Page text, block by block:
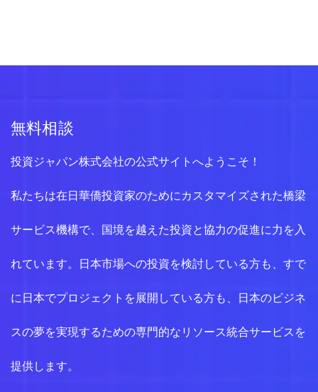
無料相談
投資ジャパン株式会社の公式サイトへようこそ！
私たちは在日華僑投資家のためにカスタマイズされた橋梁
サービス機構で、国境を越えた投資と協力の促進に力を入
れています。日本市場への投資を検討している方も、すで
に日本でプロジェクトを展開している方も、日本のビジネ
スの夢を実現するための専門的なリソース統合サービスを
提供します。